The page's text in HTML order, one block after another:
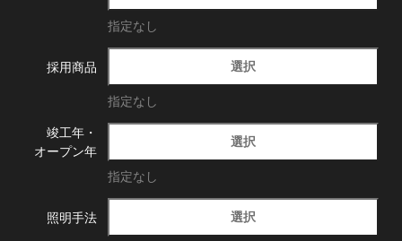
指定なし
採用商品 選択
指定なし
竣工年・
オープン年
選択
指定なし
照明手法 選択